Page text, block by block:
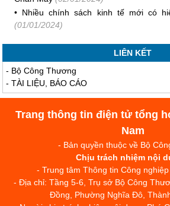
• Nhiều chính sách kinh tế mới có
(01/01/2024)
LIÊN KẾT
- Bộ Công Thương
-TÀI LIỆU, BÁO CÁO
Trang thông tin điện tử tổng
Nam
- Bản quyền thuộc về Bộ
Chịu trách nhiệm nội
- Trung tâm Thông tin Công
- Địa chỉ: Tầng 5-6, Trụ sở Bộ Công
Đồng, Phường Nghĩa Đô,